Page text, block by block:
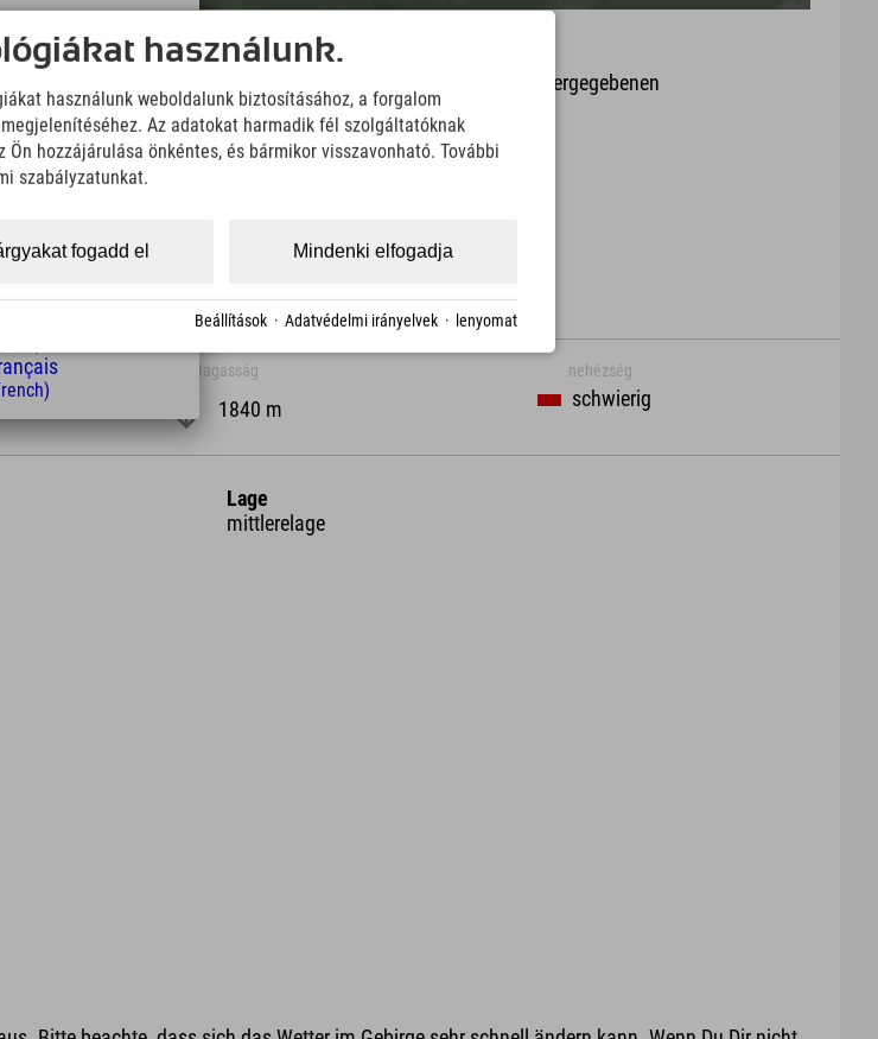
Haftung für die Richtigkeit, Vollständigkeit oder Aktualität der wiedergegebenen
die Mitnahme einer zusätzlichen Karte.
KML Download GPX Download
Magasság
1840 m
nehézség
schwierig
Lage
mittlerelage
használunk.
használunk weboldalunk biztosításához, a forgalom
Az adatokat harmadik fél szolgáltatóknak
hozzájárulása önkéntes, és bármikor visszavonható. További
szabályzatunkat.
Mindenki elfogadja
fogadd el
Beállítások · Adatvédelmi irányelvek · lenyomat